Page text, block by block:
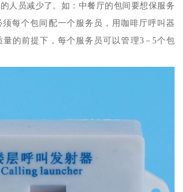
人员减少了。如：中餐厅的包间要想保服务
每个包间配一个服务员，用咖啡厅呼叫器
量的前提下，每个服务员可以管理3－5个包